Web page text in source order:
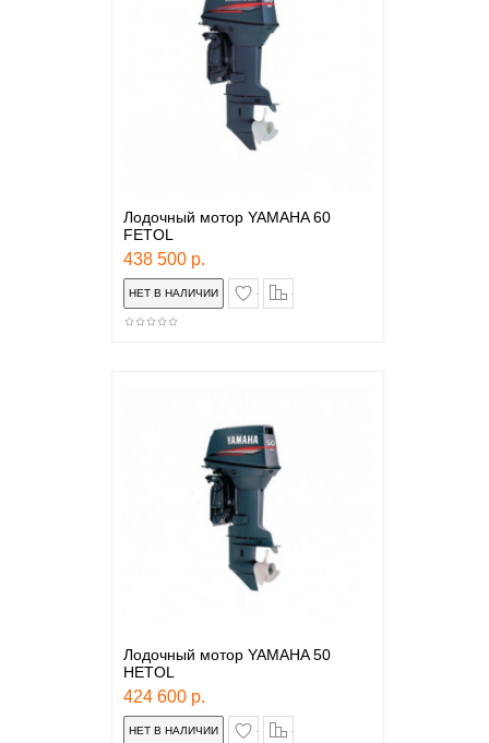
Лодочный мотор YAMAHA 60
FETOL
438 500 р.
в закладки
Лодочный мотор YAMAHA 50
HETOL
424 600 р.
в закладки